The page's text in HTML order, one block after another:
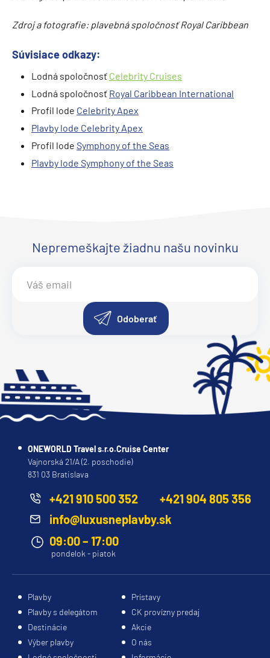
Zdroj a fotografie: plavebná spoločnosť Royal Caribbean
Súvisiace odkazy:
Lodná spoločnosť Celebrity Cruises
Lodná spoločnosť Royal Caribbean International
Profil lode Celebrity Apex
Plavby lode Celebrity Apex
Profil lode Symphony of the Seas
Plavby lode Symphony of the Seas
Nepremeškajte žiadnu našu novinku
Odoberať
ONEWORLD Travel s.r.o.Cruise Center
Vajnorská 21/A (2. poschodie)
831 03 Bratislava
+421 910 500 352
+421 904 805 356
info@luxusneplavby.sk
09:00 – 17:00
pondelok - piatok
Plavby
Prístavy
Plavby s delegátom
CK provízny predaj
Destinácie
Akcie
Výber plavby
O nás